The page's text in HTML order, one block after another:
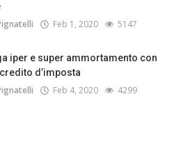
Feb 1, 2020 5147
iper e super ammortamento con
d’imposta
Feb 4, 2020 4299